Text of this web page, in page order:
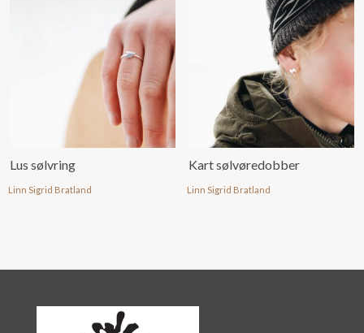
Lus sølvring
Linn Sigrid Bratland
Kart sølvøredobber
Linn Sigrid Bratland